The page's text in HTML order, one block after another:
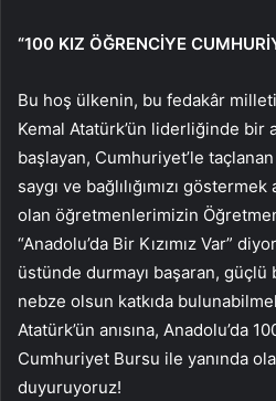
“100 KIZ ÖĞRENCİYE
Bu hoş ülkenin, bu fedakâr
Kemal Atatürk’ün liderliğinde bir
başlayan, Cumhuriyet’le
saygı ve bağlılığımızı
olan öğretmenlerimizin
“Anadolu’da Bir Kızımız Var”
üstünde durmayı başaran,
nebze olsun katkıda
Atatürk’ün anısına, Anadolu’da
Cumhuriyet Bursu ile yanında
duyuruyoruz!